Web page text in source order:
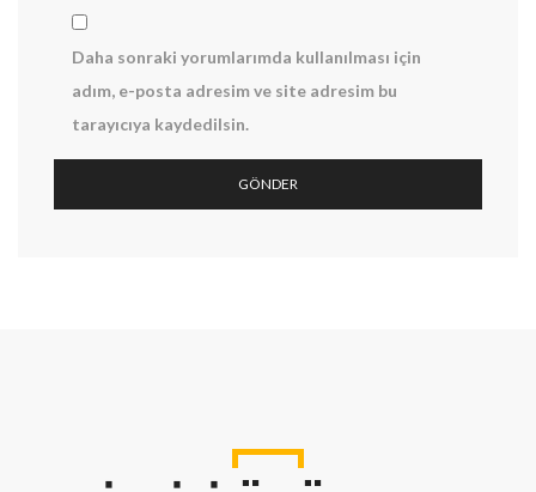
Daha sonraki yorumlarımda kullanılması için
adım, e-posta adresim ve site adresim bu
tarayıcıya kaydedilsin.